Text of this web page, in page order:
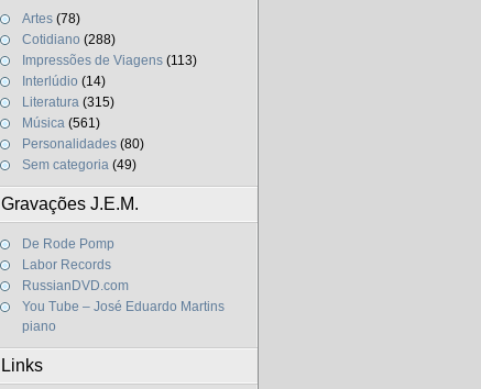
Artes (78)
Cotidiano (288)
Impressões de Viagens (113)
Interlúdio (14)
Literatura (315)
Música (561)
Personalidades (80)
Sem categoria (49)
Gravações J.E.M.
De Rode Pomp
Labor Records
RussianDVD.com
You Tube – José Eduardo Martins
piano
Links